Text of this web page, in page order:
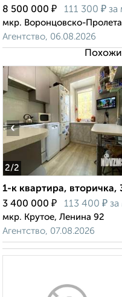
8 500 000 ₽ 111 300 ₽ за
мкр. Воронцовско-
Агентство, 06.08.2026
2/2
‹
1-к квартира, вторичка,
3 400 000 ₽ 113 400 ₽ за
мкр. Крутое, Ленина 92
Агентство, 07.08.2026